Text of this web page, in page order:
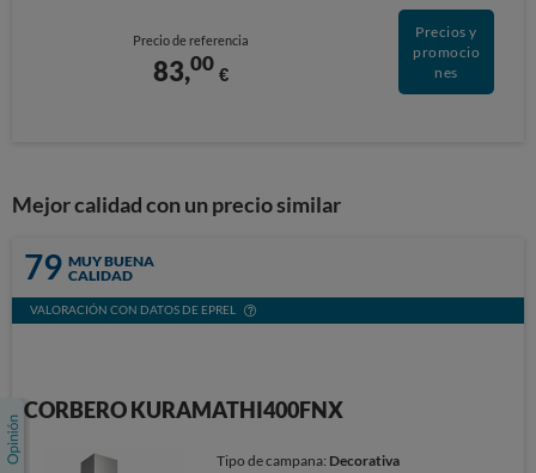
Precio de referencia
83,00 €
Precios y
promocio
nes
Mejor calidad con un precio similar
79 MUY BUENA
CALIDAD
VALORACIÓN CON DATOS DE EPREL
CORBERO KURAMATHI400FNX
Tipo de campana: Decorativa